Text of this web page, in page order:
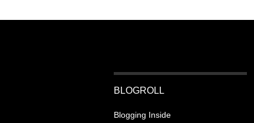
BLOGROLL
Blogging Inside